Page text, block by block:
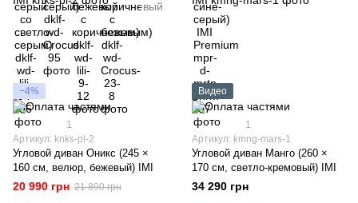
−4%
1
Артикул: knks-pl-2
Угловой диван Оникс (245 ×
160 см, велюр, бежевый) IMI
20 990 грн 21 890 грн
Видео
1
Артикул: kmng-mars-1
Угловой диван Манго (260 ×
170 см, светло-кремовый) IMI
34 290 грн